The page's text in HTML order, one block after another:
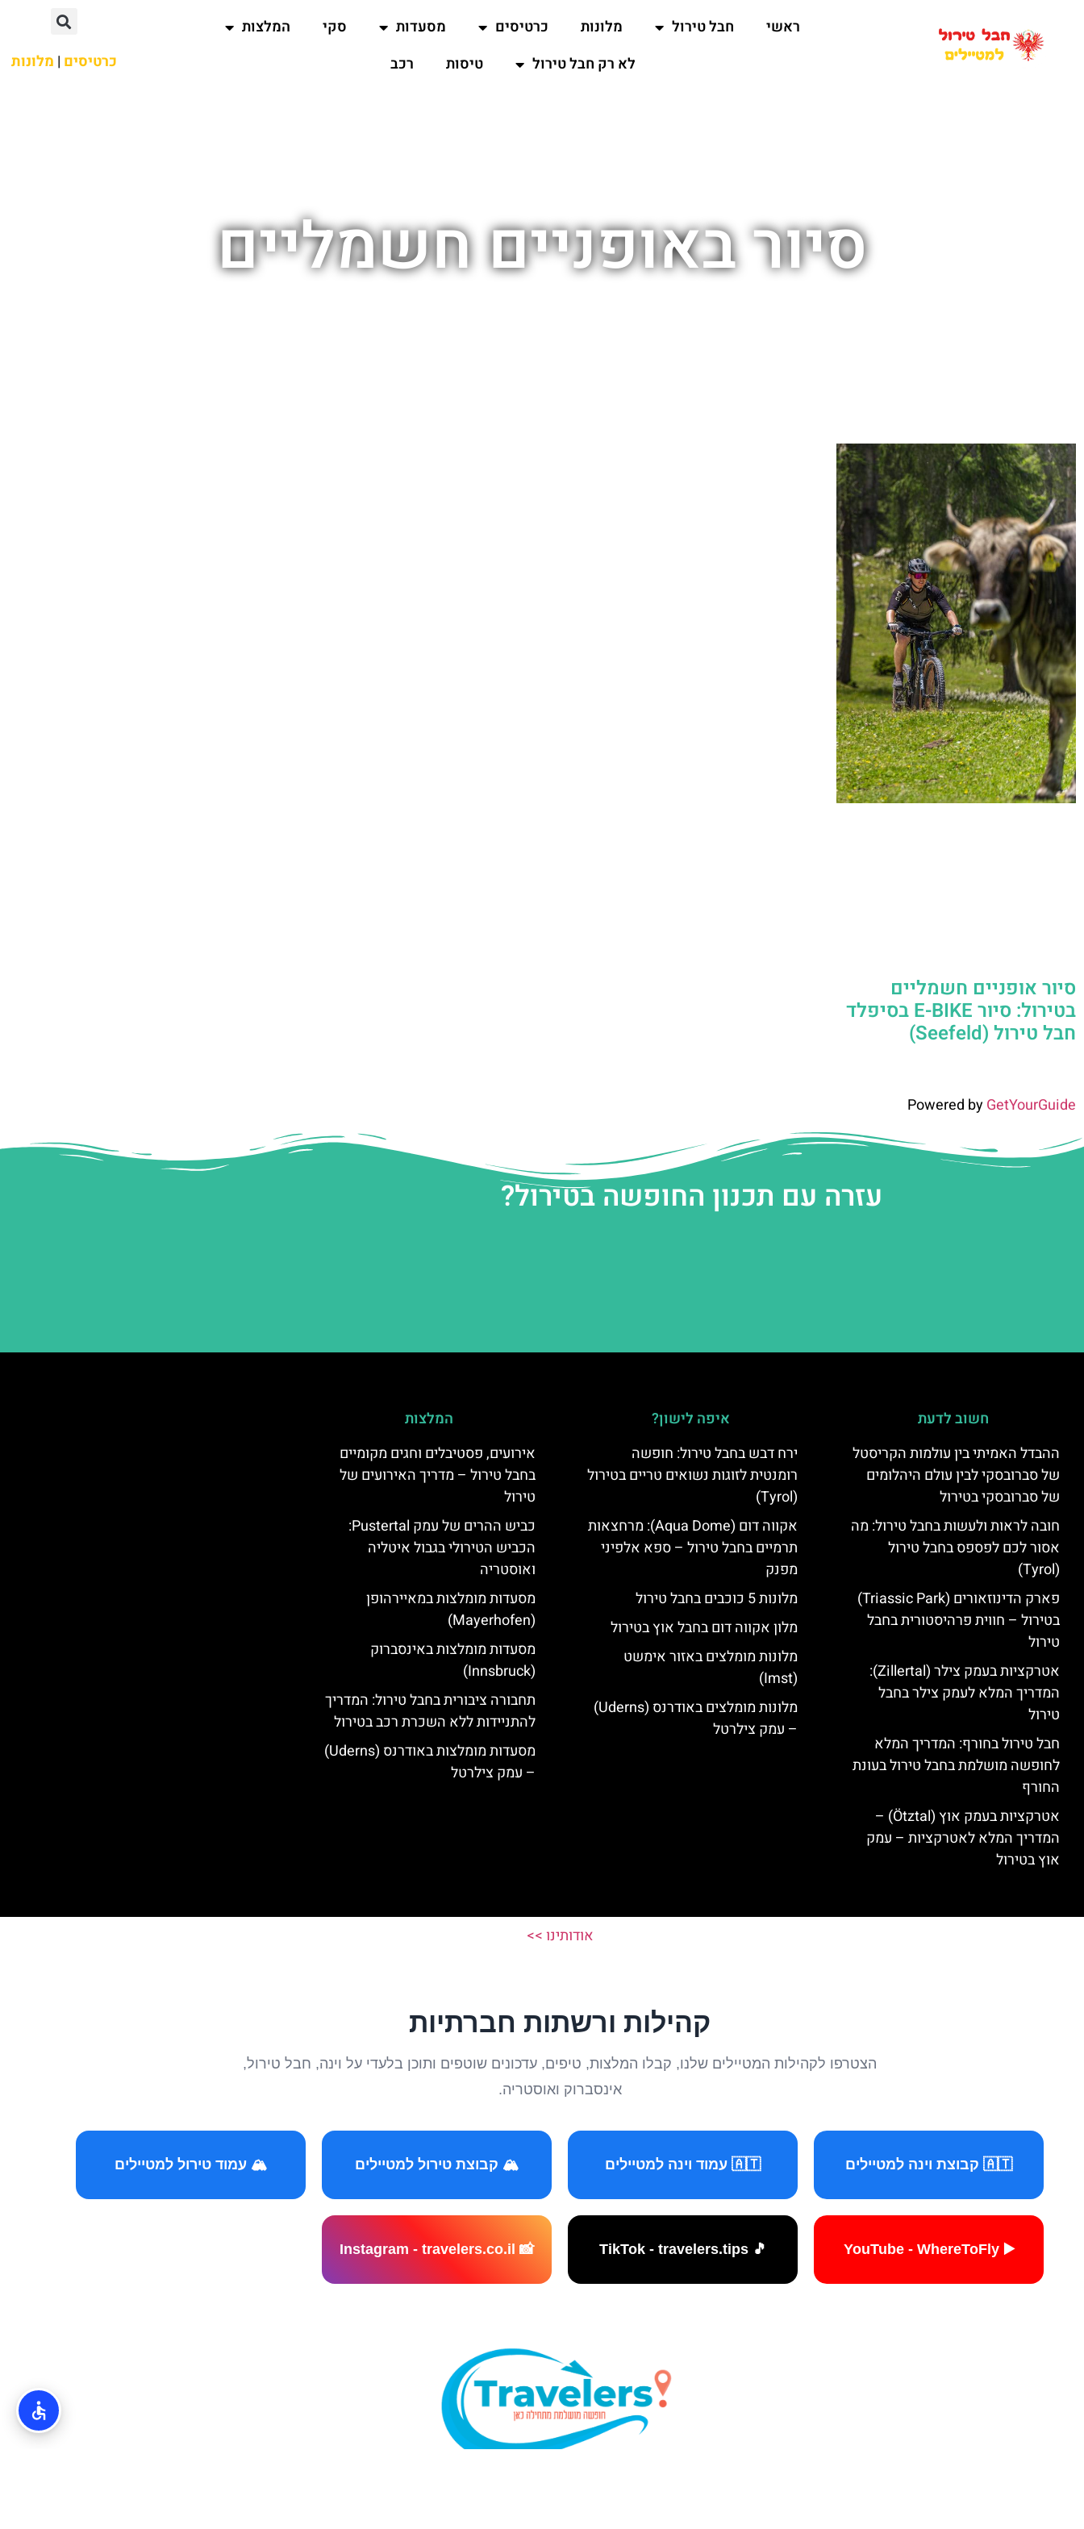
ראשי חבל טירול מלונות כרטיסים מסעדות סקי
המלצות
לא רק חבל טירול
טיסות רכב כרטיסים | מלונות
סיור באופניים חשמליים
סיור אופניים חשמליים
בטירול: סיור E-BIKE בסיפלד
חבל טירול (Seefeld)
Powered byGetYourGuide
עזרה עם תכנון החופשה בטירול?
חשוב לדעת
ההבדל האמיתי בין עולמות הקריסטל
של סברובסקי לבין עולם היהלומים
של סברובסקי בטירול
חובה לראות ולעשות בחבל טירול: מה
אסור לכם לפספס בחבל טירול
(Tyrol)
פארק הדינוזאורים (Triassic Park)
בטירול – חווית פרהיסטורית בחבל
טירול
אטרקציות בעמק צילר (Zillertal):
המדריך המלא לעמק צילר בחבל
טירול
חבל טירול בחורף: המדריך המלא
לחופשה מושלמת בחבל טירול בעונת
החורף
אטרקציות בעמק אוץ (Ötztal) –
המדריך המלא לאטרקציות – עמק
אוץ בטירול
איפה לישון?
ירח דבש בחבל טירול: חופשה
רומנטית לזוגות נשואים טריים בטירול
(Tyrol)
אקווה דום (Aqua Dome): מרחצאות
תרמיים בחבל טירול – ספא אלפיני
מפנק
מלונות 5 כוכבים בחבל טירול
מלון אקווה דום בחבל אוץ בטירול
מלונות מומלצים באזור אימשט
(Imst)
מלונות מומלצים באודרנס (Uderns)
– עמק צילרטל
המלצות
אירועים, פסטיבלים וחגים מקומיים
בחבל טירול – מדריך האירועים של
טירול
כביש ההרים של עמק Pustertal:
הכביש הטירולי בגבול איטליה
ואוסטריה
מסעדות מומלצות במאיירהופן
(Mayerhofen)
מסעדות מומלצות באינסברוק
(Innsbruck)
תחבורה ציבורית בחבל טירול: המדריך
להתניידות ללא השכרת רכב בטירול
מסעדות מומלצות באודרנס (Uderns)
– עמק צילרטל
אודותינו >>
קהילות ורשתות חברתיות
הצטרפו לקהילות המטיילים שלנו, קבלו המלצות, טיפים, עדכונים שוטפים ותוכן בלעדי על וינה, חבל טירול,
אינסברוק ואוסטריה.
🇦🇹 קבוצת וינה למטיילים 🇦🇹 עמוד וינה למטיילים 🏔️ קבוצת טירול למטיילים 🏔️ עמוד טירול למטיילים
▶️ YouTube - WhereToFly
🎵 TikTok - travelers.tips
📸 Instagram - travelers.co.il